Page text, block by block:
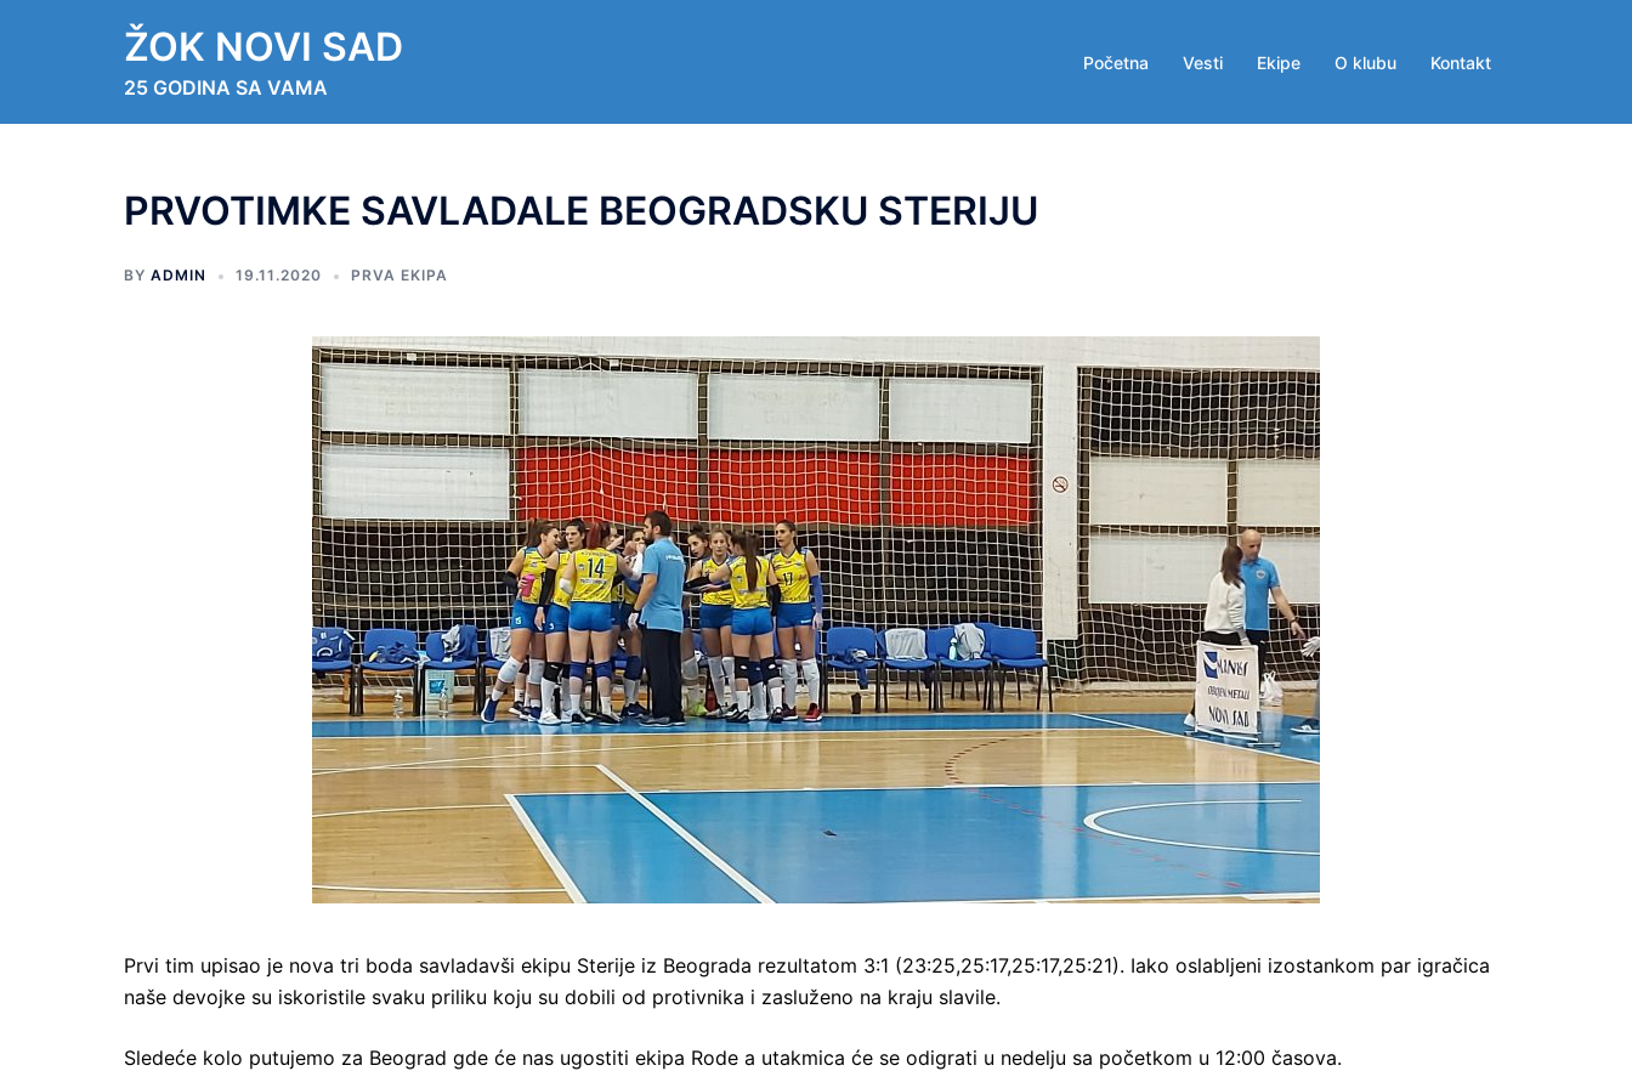
ŽOK NOVI SAD
25 GODINA SA VAMA
Početna Vesti Ekipe O klubu Kontakt
PRVOTIMKE SAVLADALE BEOGRADSKU STERIJU
BY ADMIN 19.11.2020 PRVA EKIPA
Prvi tim upisao je nova tri boda savladavši ekipu Sterije iz Beograda rezultatom 3:1 (23:25,25:17,25:17,25:21). Iako oslabljeni izostankom par igračica
naše devojke su iskoristile svaku priliku koju su dobili od protivnika i zasluženo na kraju slavile.
Sledeće kolo putujemo za Beograd gde će nas ugostiti ekipa Rode a utakmica će se odigrati u nedelju sa početkom u 12:00 časova.